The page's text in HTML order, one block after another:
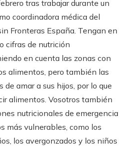
tras trabajar durante un
coordinadora médica del
Fronteras España. Tengan en
cifras de nutrición
en cuenta las zonas con
alimentos, pero también las
de amar a sus hijos, por lo que
alimentos. Vosotros también
nutricionales de emergencia
más vulnerables, como los
los avergonzados y los niños